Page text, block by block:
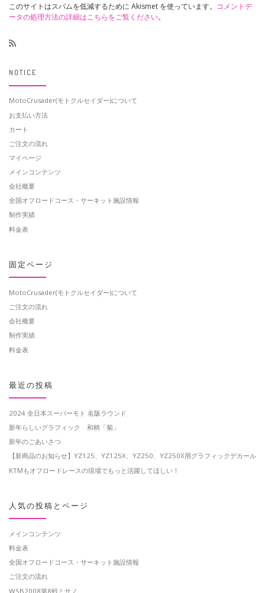
このサイトはスパムを低減するために Akismet を使っています。 コメントデ
ータの処理方法の詳細はこちらをご覧ください。
NOTICE
MotoCrusader(モトクルセイダー)について
お支払い方法
カート
ご注文の流れ
マイページ
メインコンテンツ
会社概要
全国オフロードコース・サーキット施設情報
制作実績
料金表
固定ページ
MotoCrusader(モトクルセイダー)について
ご注文の流れ
会社概要
制作実績
料金表
最近の投稿
2024 全日本スーパーモト 名阪ラウンド
新年らしいグラフィック 和柄「菊」
新年のごあいさつ
【新商品のお知らせ】YZ125、YZ125X、YZ250、YZ250X用グラフィックデカール
KTMもオフロードレースの現場でもっと活躍してほしい！
人気の投稿とページ
メインコンテンツ
料金表
全国オフロードコース・サーキット施設情報
ご注文の流れ
WSB2008第8戦ミサノ